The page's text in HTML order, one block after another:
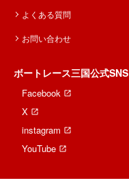
よくある質問
お問い合わせ
ボートレース三国公式SNS
Facebook
X
instagram
YouTube